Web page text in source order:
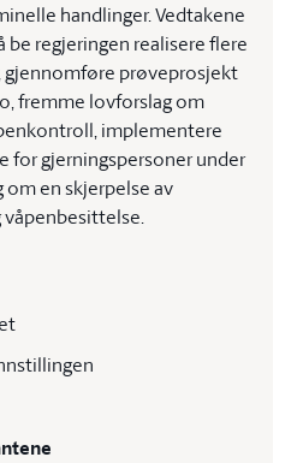
handlinger. Vedtakene
regjeringen realisere flere
prøveprosjekt
fremme lovforslag om
implementere
for gjerningspersoner under
om en skjerpelse av